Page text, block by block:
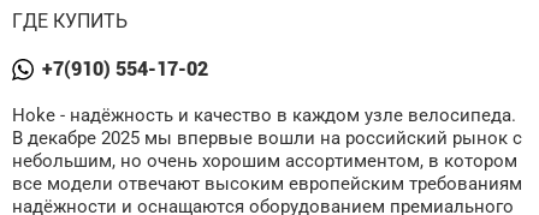
ГДЕ КУПИТЬ
+7(910) 554-17-02
Hoke - надёжность и качество в каждом узле велосипеда.
В декабре 2025 мы впервые вошли на российский рынок с
небольшим, но очень хорошим ассортиментом, в котором
все модели отвечают высоким европейским требованиям
надёжности и оснащаются оборудованием премиального